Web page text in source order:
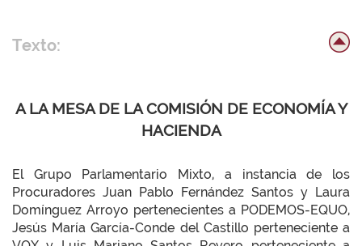
Texto:
A LA MESA DE LA COMISIÓN DE ECONOMÍA Y
HACIENDA
El Grupo Parlamentario Mixto, a instancia de los
Procuradores Juan Pablo Fernández Santos y Laura
Domínguez Arroyo pertenecientes a PODEMOS-EQUO,
Jesús María García-Conde del Castillo perteneciente a